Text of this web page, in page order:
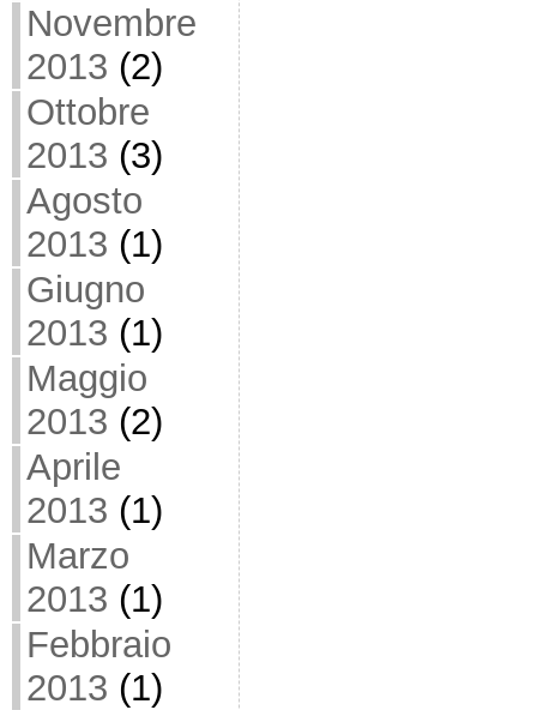
Novembre
2013 (2)
Ottobre
2013 (3)
Agosto
2013 (1)
Giugno
2013 (1)
Maggio
2013 (2)
Aprile
2013 (1)
Marzo
2013 (1)
Febbraio
2013 (1)